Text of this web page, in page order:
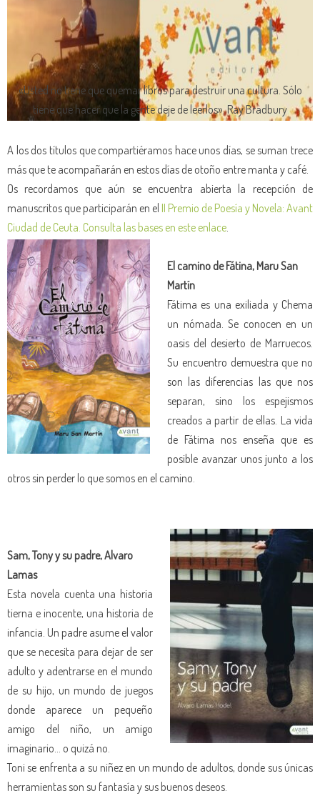
«Usted no tiene que quemar libros para destruir una cultura. Sólo
tiene que hacer que la gente deje de leerlos». Ray Bradbury
A los dos títulos que compartiéramos hace unos días, se suman trece
más que te acompañarán en estos días de otoño entre manta y café.
Os recordamos que aún se encuentra abierta la recepción de
manuscritos que participarán en el II Premio de Poesía y Novela: Avant
Ciudad de Ceuta. Consulta las bases en este enlace
El camino de Fátina, Maru San
Martín
Fátima es una exiliada y Chema
un nómada. Se conocen en un
oasis del desierto de Marruecos.
Su encuentro demuestra que no
son las diferencias las que nos
separan, sino los espejismos
creados a partir de ellas. La vida
de Fátima nos enseña que es
posible avanzar unos junto a los
otros sin perder lo que somos en el camino.
Sam, Tony y su padre, Alvaro
Lamas
Esta novela cuenta una historia
tierna e inocente, una historia de
infancia. Un padre asume el valor
que se necesita para dejar de ser
adulto y adentrarse en el mundo
de su hijo, un mundo de juegos
donde aparece un pequeño
amigo del niño, un amigo
imaginario… o quizá no.
Toni se enfrenta a su niñez en un mundo de adultos, donde sus únicas
herramientas son su fantasía y sus buenos deseos.